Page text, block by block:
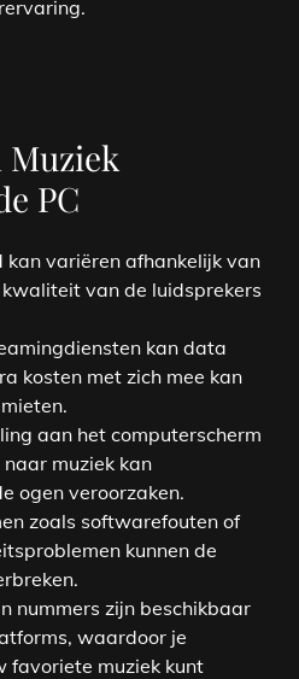
Muziek
PC
variëren afhankelijk van
van de luidsprekers
kan data
kosten met zich mee kan
aan het computerscherm
muziek kan
ogen veroorzaken.
zoals softwarefouten of
kunnen de
nummers zijn beschikbaar
waardoor je
favoriete muziek kunt